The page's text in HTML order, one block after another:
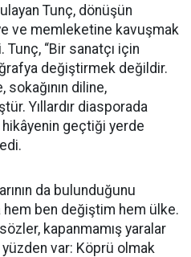
Tunç, dönüşün
ve memleketine kavuşmak
Tunç, “Bir sanatçı için
değiştirmek değildir.
sokağının diline,
Yıllardır diasporada
hikâyenin geçtiği yerde
da bulunduğunu
hem ben değiştim hem ülke.
kapanmamış yaralar
var: Köprü olmak